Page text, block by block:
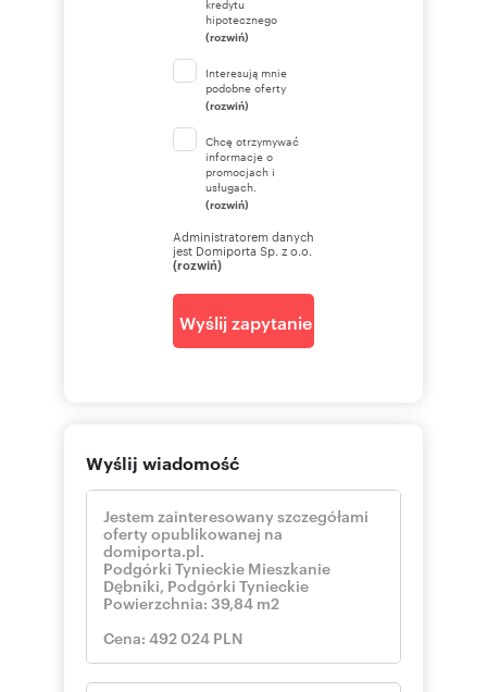
kredytu
hipotecznego
(rozwiń)
Interesują mnie
podobne oferty
(rozwiń)
Chcę otrzymywać
informacje o
promocjach i
usługach.
(rozwiń)
Administratorem danych
jest Domiporta Sp. z o.o.
(rozwiń)
Wyślij zapytanie
Wyślij wiadomość